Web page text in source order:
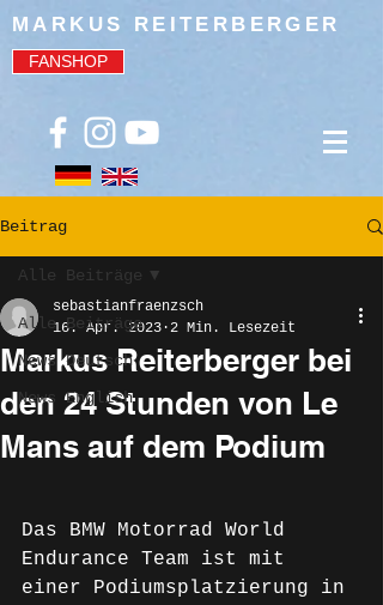
MARKUS REITERBERGER
FANSHOP
Beitrag
Alle Beiträge
News Deutsch
News English
Alle Beiträge
Markus Reiterberger bei
den 24 Stunden von Le
Mans auf dem Podium
sebastianfraenzsch
16. Apr. 2023 2 Min. Lesezeit
Das BMW Motorrad World
Endurance Team ist mit
einer Podiumsplatzierung in